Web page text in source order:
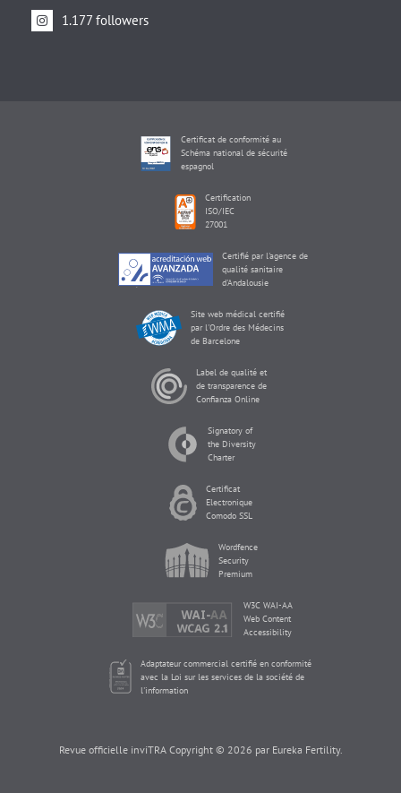
1.177 followers
Certificat de conformité au
Schéma national de sécurité
espagnol
Certification
ISO/IEC
27001
Certifié par l'agence de
qualité sanitaire
d'Andalousie
Site web médical certifié
par l'Ordre des Médecins
de Barcelone
Label de qualité et
de transparence de
Confianza Online
Signatory of
the Diversity
Charter
Certificat
Electronique
Comodo SSL
Wordfence
Security
Premium
W3C WAI-AA
Web Content
Accessibility
Adaptateur commercial certifié en conformité
avec la Loi sur les services de la société de
l'information
Revue officielle inviTRA Copyright © 2026 par Eureka Fertility.